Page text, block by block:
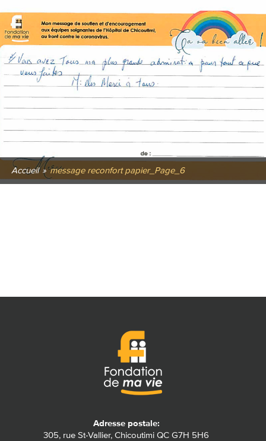
Accueil » message reconfort papier_Page_6
Adresse postale:
305, rue St-Vallier, Chicoutimi QC G7H 5H6